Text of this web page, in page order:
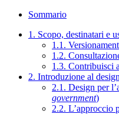
Sommario
1. Scopo, destinatari e
1.1.
1.2.
1.3. Contribuisci
2. Introduzione al
2.1. Design per
government)
2.2. L’approccio